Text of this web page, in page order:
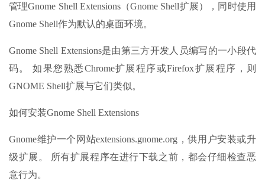
管理Gnome Shell Extensions（Gnome Shell扩展），同时使用
Gnome Shell作为默认的桌面环境。
Gnome Shell Extensions是由第三方开发人员编写的一小段代
码。 如果您熟悉Chrome扩展程序或Firefox扩展程序，则
GNOME Shell扩展与它们类似。
如何安装Gnome Shell Extensions
Gnome维护一个网站extensions.gnome.org，供用户安装或升
级扩展。 所有扩展程序在进行下载之前，都会仔细检查恶
意行为。